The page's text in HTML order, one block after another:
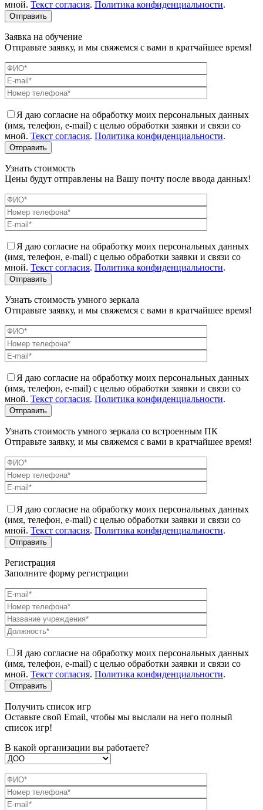
мной. Текст согласия. Политика конфиденциальности.
Заявка на обучение
Отправьте заявку, и мы свяжемся с вами в кратчайшее время!
Я даю согласие на обработку моих персональных данных
(имя, телефон, e-mail) с целью обработки заявки и связи со
мной. Текст согласия. Политика конфиденциальности.
Узнать стоимость
Цены будут отправлены на Вашу почту после ввода данных!
Я даю согласие на обработку моих персональных данных
(имя, телефон, e-mail) с целью обработки заявки и связи со
мной. Текст согласия. Политика конфиденциальности.
Узнать стоимость умного зеркала
Отправьте заявку, и мы свяжемся с вами в кратчайшее время!
Я даю согласие на обработку моих персональных данных
(имя, телефон, e-mail) с целью обработки заявки и связи со
мной. Текст согласия. Политика конфиденциальности.
Узнать стоимость умного зеркала со встроенным ПК
Отправьте заявку, и мы свяжемся с вами в кратчайшее время!
Я даю согласие на обработку моих персональных данных
(имя, телефон, e-mail) с целью обработки заявки и связи со
мной. Текст согласия. Политика конфиденциальности.
Регистрация
Заполните форму регистрации
Я даю согласие на обработку моих персональных данных
(имя, телефон, e-mail) с целью обработки заявки и связи со
мной. Текст согласия. Политика конфиденциальности.
Получить список игр
Оставьте свой Email, чтобы мы выслали на него полный
список игр!
В какой организации вы работаете?